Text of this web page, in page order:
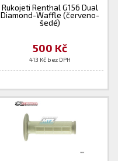
Rukojeti Renthal G156 Dual
Diamond-Waffle (červeno-
šedé)
500 Kč
413 Kč bez DPH